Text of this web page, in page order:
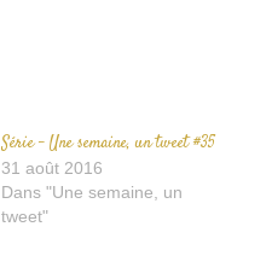
Série – Une semaine, un tweet #35
31 août 2016
Dans "Une semaine, un
tweet"